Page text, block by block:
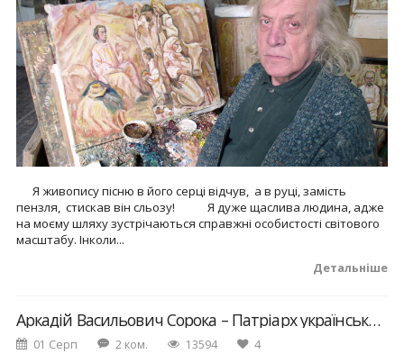
Я живопису пісню в його серці відчув, а в руці, замість
пензля, стискав він сльозу! Я дуже щаслива людина, адже
на моєму шляху зустрічаються справжні особистості світового
масштабу. Інколи...
Детальніше
Аркадій Васильович Сорока – Патріарх українського живопису!
01 Серп 2 ком. 13594 4